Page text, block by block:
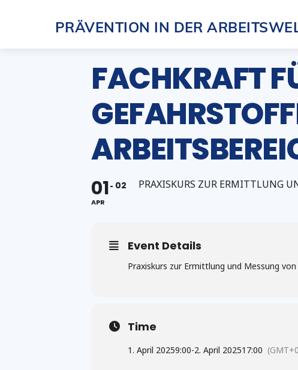
PRÄVENTION IN DER
FACHKRAFT
01
APR
02 PRAXISKURS ZUR ERMITTLUNG
Event Details
Praxiskurs zur Ermittlung und Messung
Time
1. April 20259:00-2. April 202517:00